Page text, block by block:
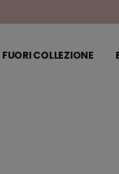
FUORI COLLEZIONE